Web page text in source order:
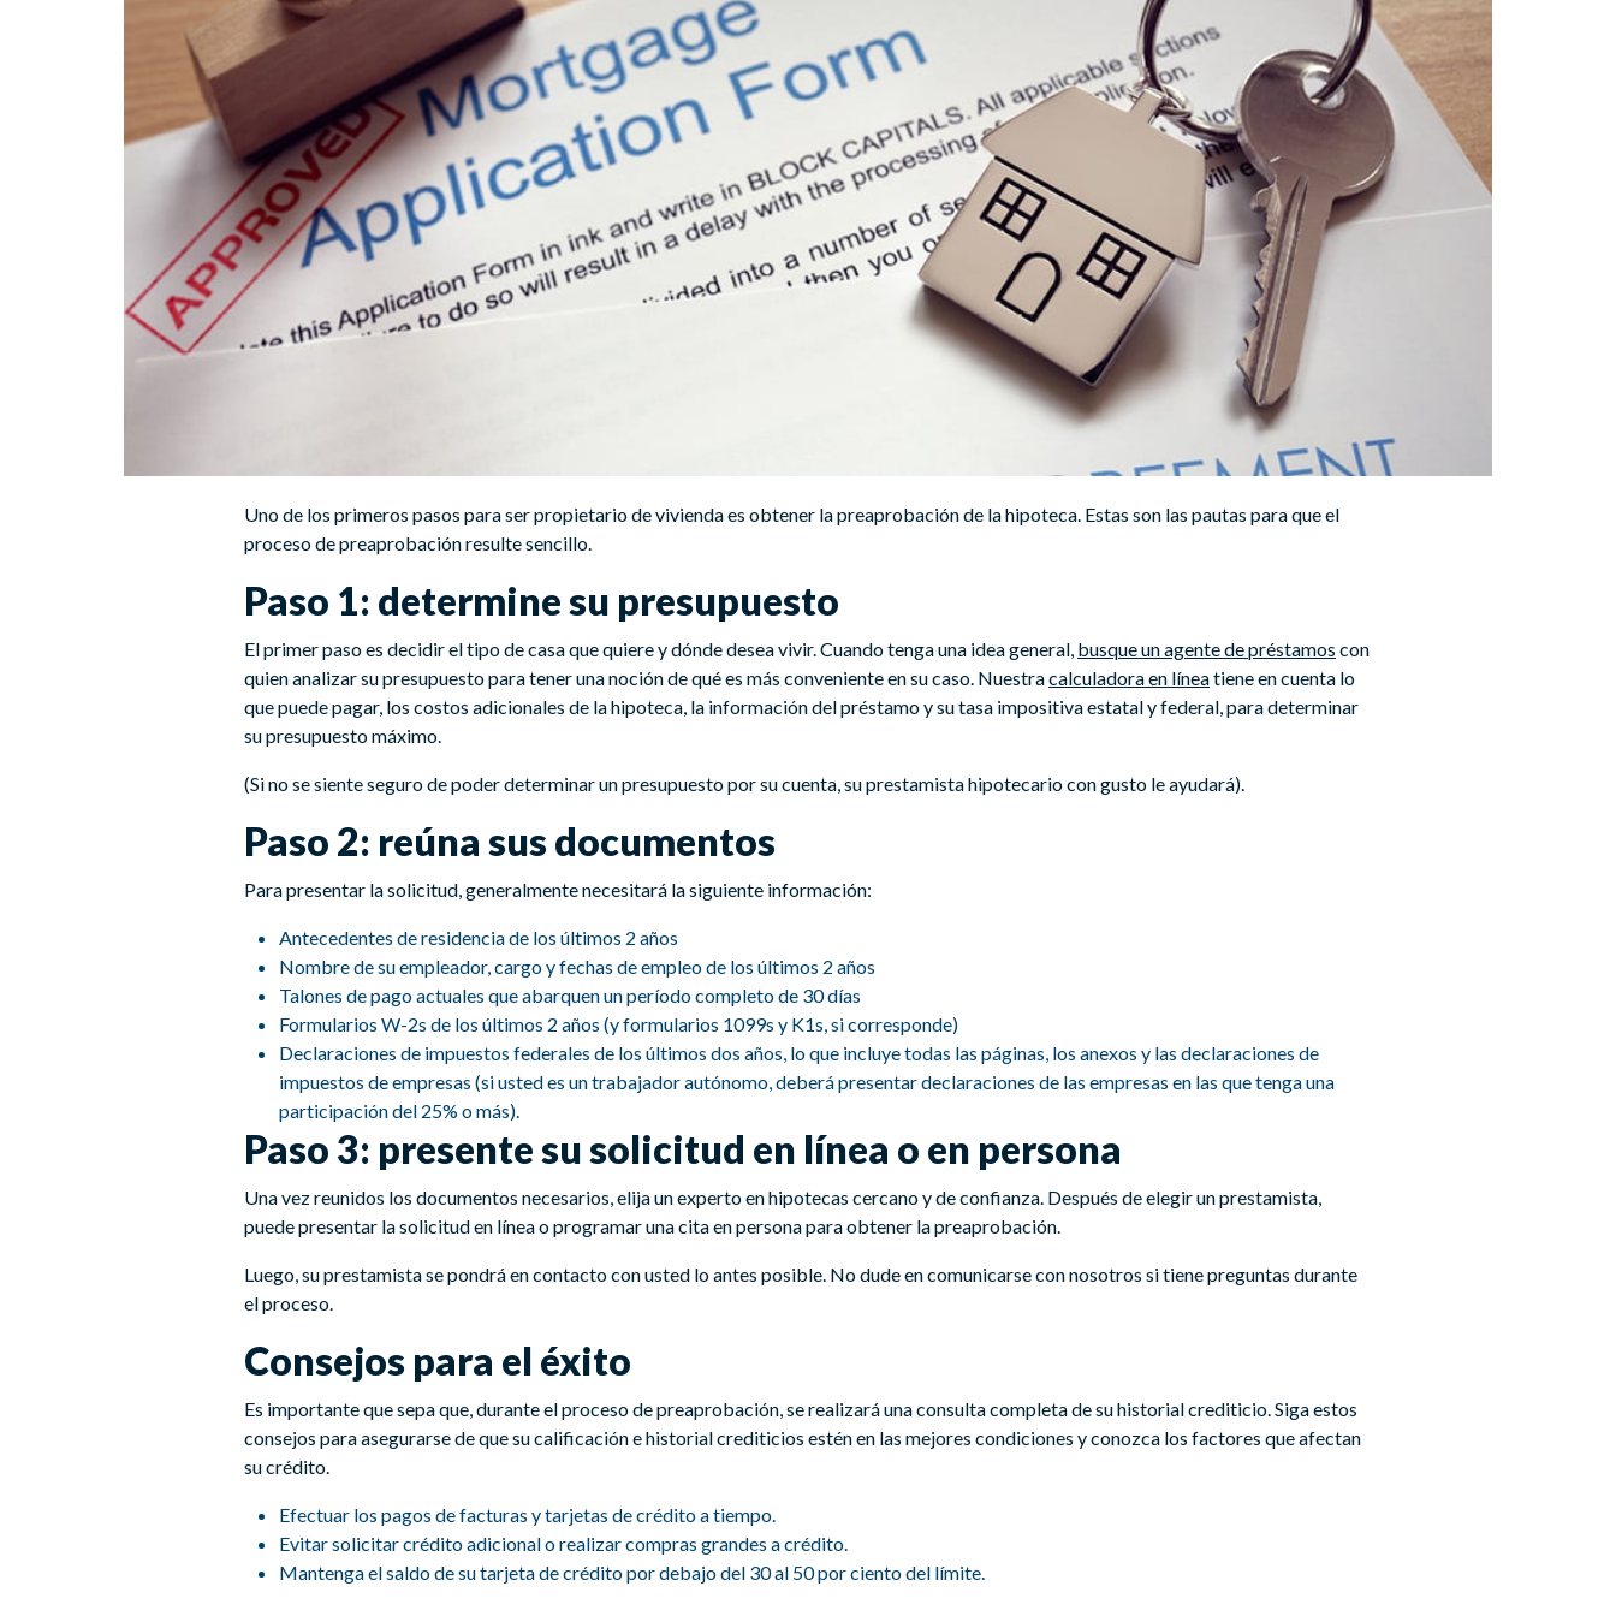
Uno de los primeros pasos para ser propietario de vivienda es obtener la preaprobación de la hipoteca. Estas son las pautas para que el
proceso de preaprobación resulte sencillo.
Paso 1: determine su presupuesto
El primer paso es decidir el tipo de casa que quiere y dónde desea vivir. Cuando tenga una idea general, busque un agente de préstamos con
quien analizar su presupuesto para tener una noción de qué es más conveniente en su caso. Nuestracalculadora en líneatiene en cuenta lo
que puede pagar, los costos adicionales de la hipoteca, la información del préstamo y su tasa impositiva estatal y federal, para determinar
su presupuesto máximo.
(Si no se siente seguro de poder determinar un presupuesto por su cuenta, su prestamista hipotecario con gusto le ayudará).
Paso 2: reúna sus documentos
Para presentar la solicitud, generalmente necesitará la siguiente información:
Antecedentes de residencia de los últimos 2 años
Nombre de su empleador, cargo y fechas de empleo de los últimos 2 años
Talones de pago actuales que abarquen un período completo de 30 días
Formularios W-2s de los últimos 2 años (y formularios 1099s y K1s, si corresponde)
Declaraciones de impuestos federales de los últimos dos años, lo que incluye todas las páginas, los anexos y las declaraciones de
impuestos de empresas (si usted es un trabajador autónomo, deberá presentar declaraciones de las empresas en las que tenga una
participación del 25% o más).
Paso 3: presente su solicitud en línea o en persona
Una vez reunidos los documentos necesarios, elija un experto en hipotecas cercano y de confianza. Después de elegir un prestamista,
puede presentar la solicitud en línea o programar una cita en persona para obtener la preaprobación.
Luego, su prestamista se pondrá en contacto con usted lo antes posible. No dude en comunicarse con nosotros si tiene preguntas durante
el proceso.
Consejos para el éxito
Es importante que sepa que, durante el proceso de preaprobación, se realizará una consulta completa de su historial crediticio. Siga estos
consejos para asegurarse de que su calificación e historial crediticios estén en las mejores condiciones y conozca los factores que afectan
su crédito.
Efectuar los pagos de facturas y tarjetas de crédito a tiempo.
Evitar solicitar crédito adicional o realizar compras grandes a crédito.
Mantenga el saldo de su tarjeta de crédito por debajo del 30 al 50 por ciento del límite.